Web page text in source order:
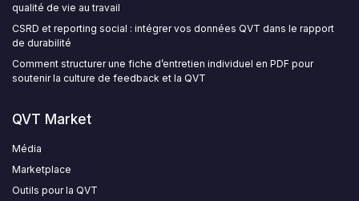
qualité de vie au travail
CSRD et reporting social : intégrer vos données QVT dans le rapport
de durabilité
Comment structurer une fiche d’entretien individuel en PDF pour
soutenir la culture de feedback et la QVT
QVT Market
Média
Marketplace
Outils pour la QVT